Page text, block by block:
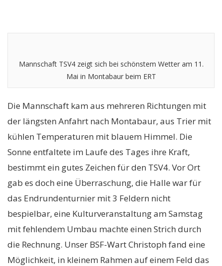
Mannschaft TSV4 zeigt sich bei schönstem Wetter am 11.
Mai in Montabaur beim ERT
Die Mannschaft kam aus mehreren Richtungen mit
der längsten Anfahrt nach Montabaur, aus Trier mit
kühlen Temperaturen mit blauem Himmel. Die
Sonne entfaltete im Laufe des Tages ihre Kraft,
bestimmt ein gutes Zeichen für den TSV4. Vor Ort
gab es doch eine Überraschung, die Halle war für
das Endrundenturnier mit 3 Feldern nicht
bespielbar, eine Kulturveranstaltung am Samstag
mit fehlendem Umbau machte einen Strich durch
die Rechnung. Unser BSF-Wart Christoph fand eine
Möglichkeit, in kleinem Rahmen auf einem Feld das